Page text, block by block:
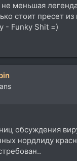
меньшая
стоит пресет из
- Funky Shit =)
обсуждения
нордлиду